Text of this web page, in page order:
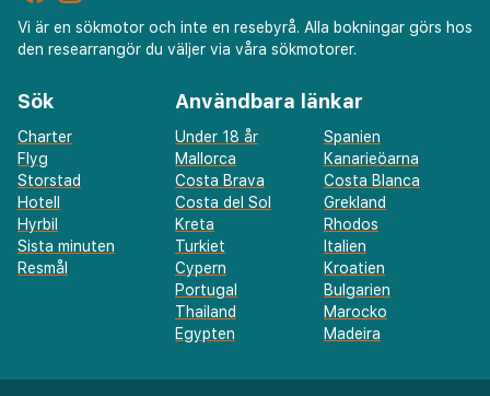
Vi är en sökmotor och inte en resebyrå. Alla bokningar görs hos
den researrangör du väljer via våra sökmotorer.
Sök
Charter
Flyg
Storstad
Hotell
Hyrbil
Sista minuten
Resmål
Användbara länkar
Under 18 år
Spanien
Mallorca
Kanarieöarna
Costa Brava
Costa Blanca
Costa del Sol
Grekland
Kreta
Rhodos
Turkiet
Italien
Cypern
Kroatien
Portugal
Bulgarien
Thailand
Marocko
Egypten
Madeira